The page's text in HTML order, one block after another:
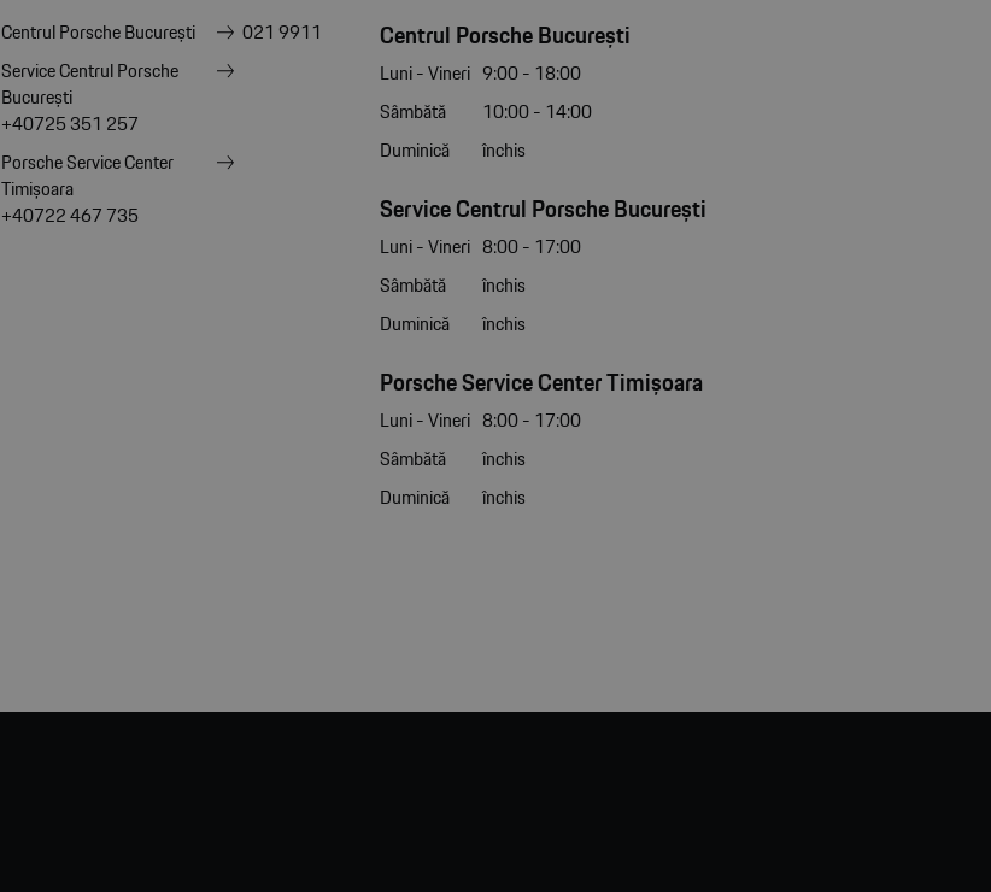
Centrul Porsche București
021 9911
Service Centrul Porsche
București
+40725 351 257
Porsche Service Center
Timișoara
+40722 467 735
Centrul Porsche București
Luni - Vineri 9:00 - 18:00
Sâmbătă
10:00 - 14:00
Duminică
închis
Service Centrul Porsche București
Luni - Vineri 8:00 - 17:00
Sâmbătă
închis
Duminică
închis
Porsche Service Center Timișoara
Luni - Vineri 8:00 - 17:00
Sâmbătă
închis
Duminică
închis